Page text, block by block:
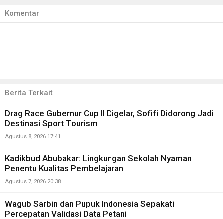
Komentar
Berita Terkait
Drag Race Gubernur Cup II Digelar, Sofifi Didorong Jadi
Destinasi Sport Tourism
Agustus 8, 2026 17:41
Kadikbud Abubakar: Lingkungan Sekolah Nyaman
Penentu Kualitas Pembelajaran
Agustus 7, 2026 20:38
Wagub Sarbin dan Pupuk Indonesia Sepakati
Percepatan Validasi Data Petani